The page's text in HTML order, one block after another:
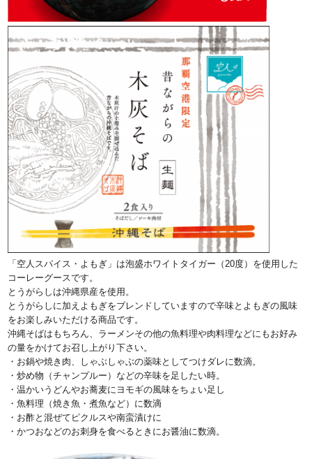
「空人スパイス・よもぎ」は泡盛ホワイトタイガー（20度）を使用した
コーレーグースです。
とうがらしは沖縄県産を使用。
とうがらしに加えよもぎをブレンドしていますので辛味とよもぎの風味
をお楽しみいただける商品です。
沖縄そばはもちろん、ラーメンその他の魚料理や肉料理などにもお好み
の量をかけてお召し上がり下さい。
・お鍋や焼き肉、しゃぶしゃぶの薬味としてつけダレに数滴。
・炒め物（チャンプルー）などの辛味を足したい時。
・温かいうどんやお蕎麦にヨモギの風味をちょい足し
・魚料理（焼き魚・煮魚など）に数滴
・お酢と混ぜてピクルスや南蛮漬けに
・かつおなどのお刺身を食べるときにお醤油に数滴。